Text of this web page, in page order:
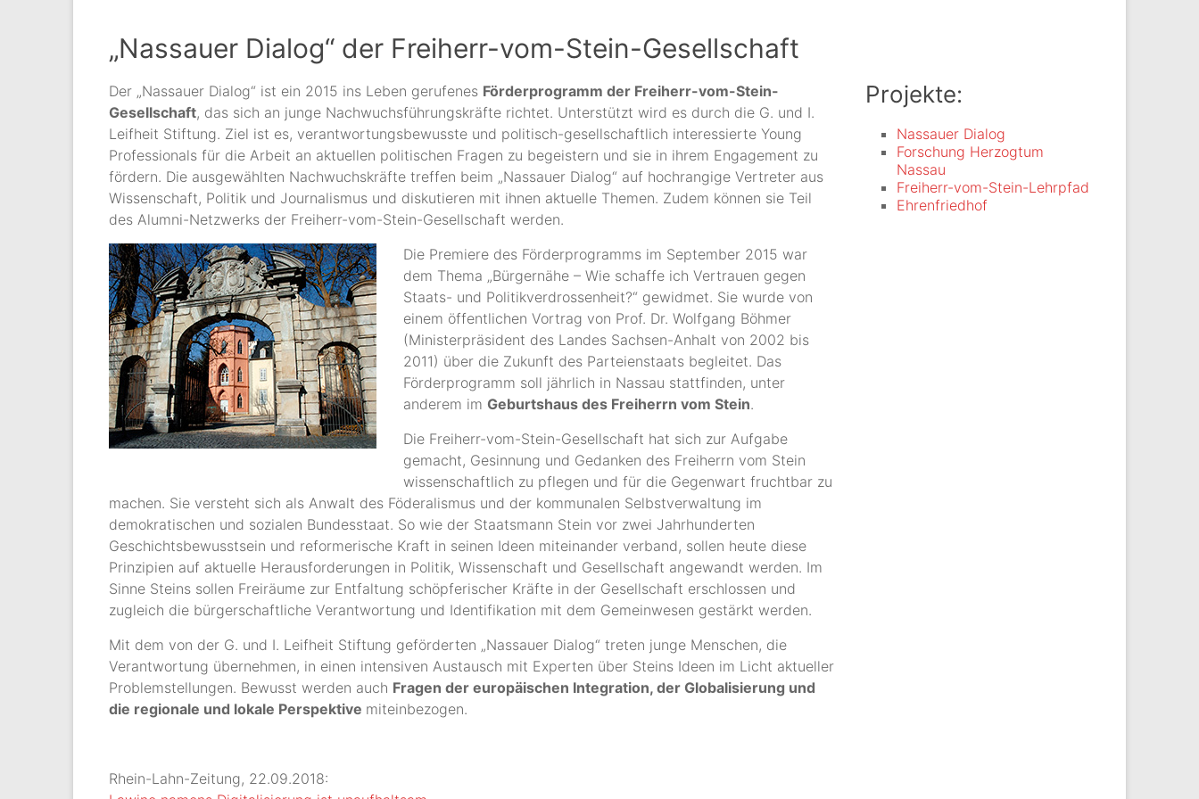
„Nassauer Dialog“ der Freiherr-vom-Stein-Gesellschaft
Der „Nassauer Dialog“ ist ein 2015 ins Leben gerufenes Förderprogramm der Freiherr-vom-Stein-
Gesellschaft, das sich an junge Nachwuchsführungskräfte richtet. Unterstützt wird es durch die G. und I.
Leifheit Stiftung. Ziel ist es, verantwortungsbewusste und politisch-gesellschaftlich interessierte Young
Professionals für die Arbeit an aktuellen politischen Fragen zu begeistern und sie in ihrem Engagement zu
fördern. Die ausgewählten Nachwuchskräfte treffen beim „Nassauer Dialog“ auf hochrangige Vertreter aus
Wissenschaft, Politik und Journalismus und diskutieren mit ihnen aktuelle Themen. Zudem können sie Teil
des Alumni-Netzwerks der Freiherr-vom-Stein-Gesellschaft werden.
Die Premiere des Förderprogramms im September 2015 war
dem Thema „Bürgernähe – Wie schaffe ich Vertrauen gegen
Staats- und Politikverdrossenheit?“ gewidmet. Sie wurde von
einem öffentlichen Vortrag von Prof. Dr. Wolfgang Böhmer
(Ministerpräsident des Landes Sachsen-Anhalt von 2002 bis
2011) über die Zukunft des Parteienstaats begleitet. Das
Förderprogramm soll jährlich in Nassau stattfinden, unter
anderem im Geburtshaus des Freiherrn vom Stein.
Die Freiherr-vom-Stein-Gesellschaft hat sich zur Aufgabe
gemacht, Gesinnung und Gedanken des Freiherrn vom Stein
wissenschaftlich zu pflegen und für die Gegenwart fruchtbar zu
machen. Sie versteht sich als Anwalt des Föderalismus und der kommunalen Selbstverwaltung im
demokratischen und sozialen Bundesstaat. So wie der Staatsmann Stein vor zwei Jahrhunderten
Geschichtsbewusstsein und reformerische Kraft in seinen Ideen miteinander verband, sollen heute diese
Prinzipien auf aktuelle Herausforderungen in Politik, Wissenschaft und Gesellschaft angewandt werden. Im
Sinne Steins sollen Freiräume zur Entfaltung schöpferischer Kräfte in der Gesellschaft erschlossen und
zugleich die bürgerschaftliche Verantwortung und Identifikation mit dem Gemeinwesen gestärkt werden.
Mit dem von der G. und I. Leifheit Stiftung geförderten „Nassauer Dialog“ treten junge Menschen, die
Verantwortung übernehmen, in einen intensiven Austausch mit Experten über Steins Ideen im Licht aktueller
Problemstellungen. Bewusst werden auch Fragen der europäischen Integration, der Globalisierung und
die regionale und lokale Perspektive miteinbezogen.
Rhein-Lahn-Zeitung, 22.09.2018:
Projekte:
Nassauer Dialog
Forschung Herzogtum
Nassau
Freiherr-vom-Stein-Lehrpfad
Ehrenfriedhof